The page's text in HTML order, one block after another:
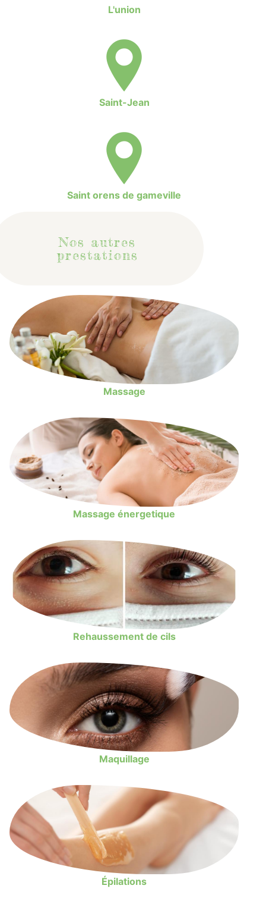
L'union
Saint-Jean
Saint orens de gameville
Nos autres
prestations
Massage
Massage énergetique
Rehaussement de cils
Maquillage
Épilations